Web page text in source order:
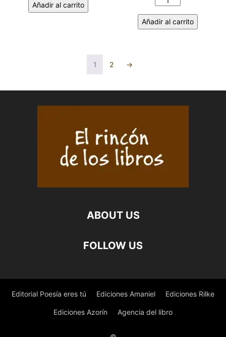
PARA
Añadir al carrito
DE
Añadir al carrito
1 2 →
ABOUT US
FOLLOW US
Editorial Poesía eres tú Ediciones Amaniel Ediciones Rilke
Ediciones Azorín Agencia del libro